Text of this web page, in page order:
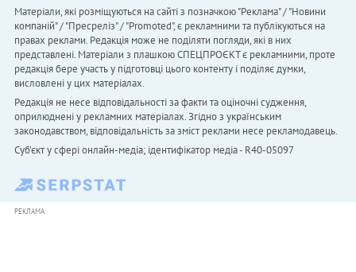
Матеріали, які розміщуються на сайті з позначкою "Реклама" / "Новини
компаній" / "Пресреліз" / "Promoted", є рекламними та публікуються на
правах реклами. Редакція може не поділяти погляди, які в них
представлені. Матеріали з плашкою СПЕЦПРОЄКТ є рекламними, проте
редакція бере участь у підготовці цього контенту і поділяє думки,
висловлені у цих матеріалах.
Редакція не несе відповідальності за факти та оціночні судження,
оприлюднені у рекламних матеріалах. Згідно з українським
законодавством, відповідальність за зміст реклами несе рекламодавець.
Cуб'єкт у сфері онлайн-медіа; ідентифікатор медіа - R40-05097
РЕКЛАМА